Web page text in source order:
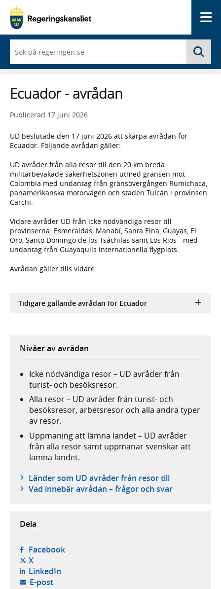
du
börjar
skriva
framträder
en
med
Ecuador - avrådan
Publicerad 17 juni 2026
UD beslutade den 17 juni 2026 att skärpa avrådan för
Ecuador. Följande avrådan gäller:
UD avråder från alla resor till den 20 km breda
militärbevakade säkerhetszonen utmed gränsen mot
Colombia med undantag från gränsövergången Rumichaca,
panamerikanska motorvägen och staden Tulcán i provinsen
Carchi.
Vidare avråder UD från icke nödvändiga resor till
provinserna: Esmeraldas, Manabí, Santa Elna, Guayas, El
Oro, Santo Domingo de los Tsáchilas samt Los Rios - med
undantag från Guayaquils internationella flygplats.
Avrådan gäller tills vidare.
Tidigare gällande avrådan för Ecuador
Nivåer av avrådan
Icke nödvändiga resor – UD avråder från
turist- och besöksresor.
Alla resor – UD avråder från turist- och
besöksresor, arbetsresor och alla andra typer
av resor.
Uppmaning att lämna landet – UD avråder
från alla resor samt uppmanar svenskar att
lämna landet.
Länder som UD avråder från resor till
Vad innebär avrådan – frågor och svar
Dela
Facebook- öppnas i ny flik, extern webbplats,
X- öppnas i ny flik, extern webbplats,
LinkedIn- öppnas i ny flik, extern webbplats,
E-post- öppnar din e-postklient,